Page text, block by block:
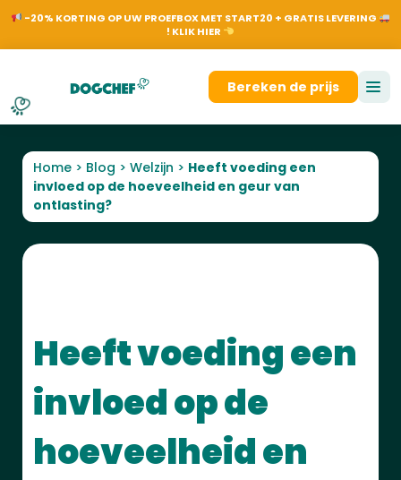
-20% KORTING OP UW PROEFBOX MET START20 + GRATIS LEVERING
! KLIK HIER
Bereken de prijs
Aanmelden
Home > Blog > Welzijn > Heeft voeding een
invloed op de hoeveelheid en geur van
ontlasting?
Heeft voeding een
invloed op de
hoeveelheid en